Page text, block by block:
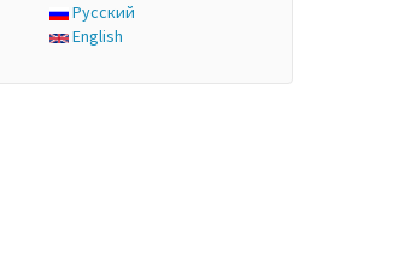
Русский
English